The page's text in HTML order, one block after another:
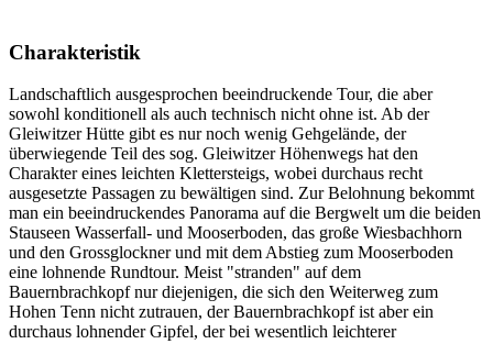
Charakteristik
Landschaftlich ausgesprochen beeindruckende Tour, die aber
sowohl konditionell als auch technisch nicht ohne ist. Ab der
Gleiwitzer Hütte gibt es nur noch wenig Gehgelände, der
überwiegende Teil des sog. Gleiwitzer Höhenwegs hat den
Charakter eines leichten Klettersteigs, wobei durchaus recht
ausgesetzte Passagen zu bewältigen sind. Zur Belohnung bekommt
man ein beeindruckendes Panorama auf die Bergwelt um die beiden
Stauseen Wasserfall- und Mooserboden, das große Wiesbachhorn
und den Grossglockner und mit dem Abstieg zum Mooserboden
eine lohnende Rundtour. Meist "stranden" auf dem
Bauernbrachkopf nur diejenigen, die sich den Weiterweg zum
Hohen Tenn nicht zutrauen, der Bauernbrachkopf ist aber ein
durchaus lohnender Gipfel, der bei wesentlich leichterer